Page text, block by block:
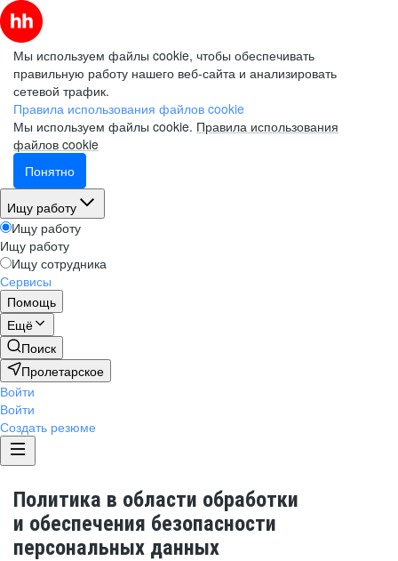
Мы используем файлы cookie, чтобы обеспечивать
правильную работу нашего веб-сайта и анализировать
сетевой трафик.
Правила использования файлов cookie
Мы используем файлы cookie. Правила использования
файлов cookie
Понятно
Ищу работу
Ищу работу
Ищу работу
Ищу сотрудника
Сервисы
Помощь
Ещё
Поиск
Пролетарское
Войти
Войти
Создать резюме
Политика в области обработки
и обеспечения безопасности
персональных данных